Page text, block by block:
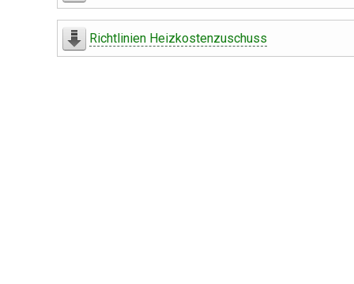
Richtlinien Heizkostenzuschuss